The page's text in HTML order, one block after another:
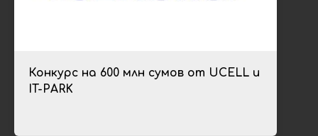
Конкурс на 600 млн сумов от UCELL и
IT-PARK